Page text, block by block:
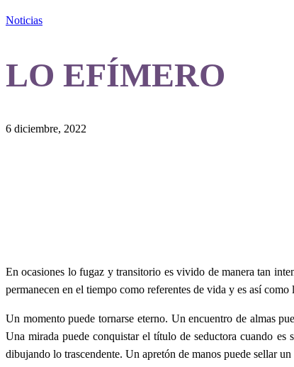
Noticias
LO EFÍMERO
6 diciembre, 2022
En ocasiones lo fugaz y transitorio es vivido de manera tan
permanecen en el tiempo como referentes de vida y es así
Un momento puede tornarse eterno. Un encuentro de almas
Una mirada puede conquistar el título de seductora cuando
dibujando lo trascendente. Un apretón de manos puede sellar